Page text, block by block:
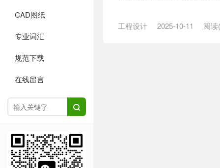
CAD图纸
专业词汇
规范下载
在线留言

工程设计 2025-10-11 阅读